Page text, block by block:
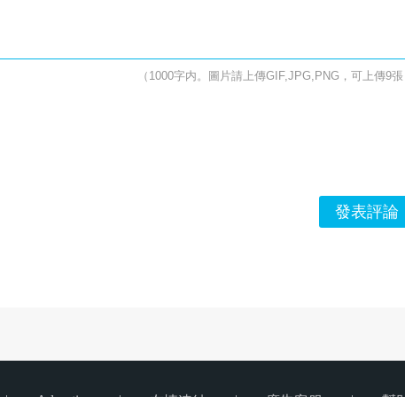
（1000字内。圖片請上傳GIF,JPG,PNG，可上傳9
發表評論